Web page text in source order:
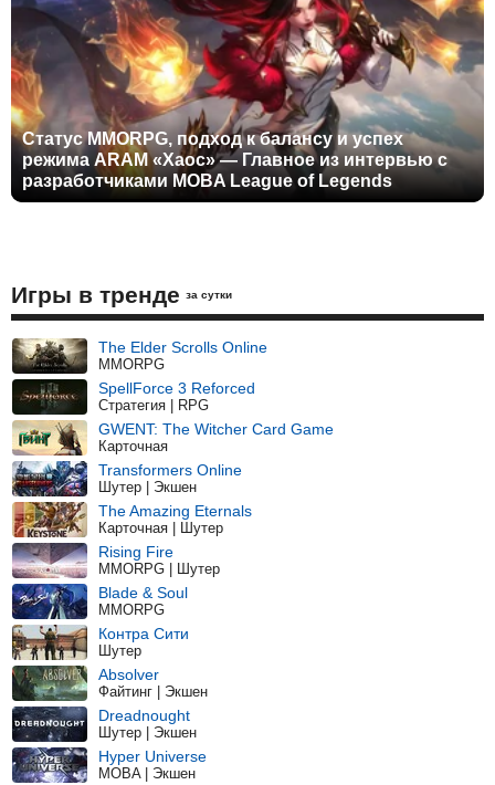
Статус MMORPG, подход к балансу и успех
режима ARAM «Хаос» — Главное из интервью с
разработчиками MOBA League of Legends
Игры в тренде за сутки
The Elder Scrolls Online
MMORPG
SpellForce 3 Reforced
Стратегия | RPG
GWENT: The Witcher Card Game
Карточная
Transformers Online
Шутер | Экшен
The Amazing Eternals
Карточная | Шутер
Rising Fire
MMORPG | Шутер
Blade & Soul
MMORPG
Контра Сити
Шутер
Absolver
Файтинг | Экшен
Dreadnought
Шутер | Экшен
Hyper Universe
MOBA | Экшен